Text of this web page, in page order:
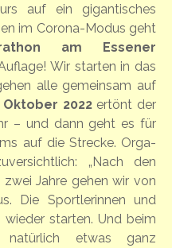
auf ein gigantisches
im Corona-Modus geht
am Essener
Wir starten in das
alle gemeinsam auf
Oktober 2022ertönt der
– und dann geht es für
auf die Strecke. Orga-
„Nach den
Jahre gehen wir von
Die Sportlerinnen und
starten. Und beim
etwas ganz